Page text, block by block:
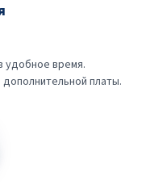
удобное время.
платы.